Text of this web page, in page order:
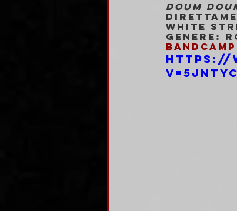
DOUM
WHITE
Genere:
Bandcamp
https://